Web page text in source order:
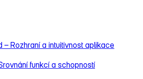
–⁠⁠⁠⁠⁠⁠⁠⁠⁠⁠ Rozhraní a intuitivnost aplikace
funkcí a schopností